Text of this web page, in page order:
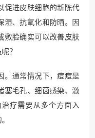
促进皮肤细胞的新陈代
湿、抗氧化和防晒。因
敷脸确实可以改善皮肤
？
。通常情况下，痘痘是
塞毛孔、细菌感染、激
疗需要从多个方面入